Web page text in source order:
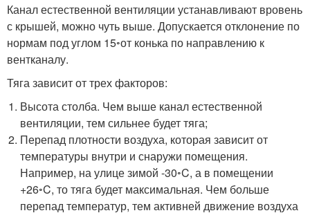
Канал естественной вентиляции устанавливают вровень
с крышей, можно чуть выше. Допускается отклонение по
нормам под углом 15◦от конька по направлению к
вентканалу.
Тяга зависит от трех факторов:
Высота столба. Чем выше канал естественной
вентиляции, тем сильнее будет тяга;
Перепад плотности воздуха, которая зависит от
температуры внутри и снаружи помещения.
Например, на улице зимой -30◦C, а в помещении
+26◦C, то тяга будет максимальная. Чем больше
перепад температур, тем активней движение воздуха